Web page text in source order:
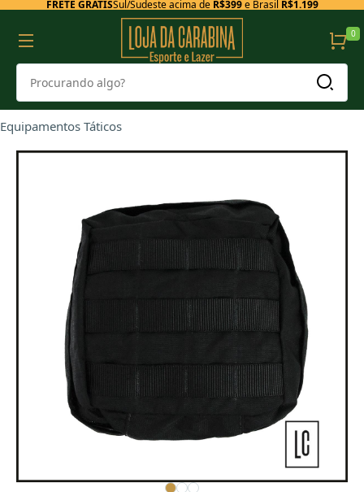
FRETE GRÁTISSul/Sudeste acima de R$399e Brasil R$1.199
0
Equipamentos Táticos